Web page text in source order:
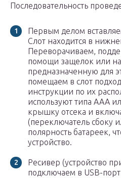
Последовательность
Первым делом
Слот находится в
Переворачиваем,
помощи защелок или
предназначенную для
помещаем в слот
инструкции по их
используют типа ААА
крышку отсека и
(переключатель сбоку
полярность батареек,
устройство.
Ресивер (устройство
подключаем в USB-порт